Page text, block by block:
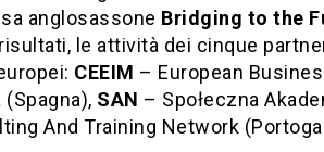
anglosassone Bridging to the
le attività dei cinque
CEEIM – European
(Spagna), SAN – Społeczna
And Training Network